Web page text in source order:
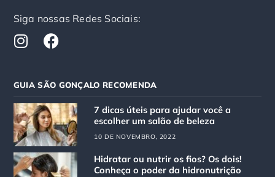
Siga nossas Redes Sociais:
I
n
t
a
g
r
a
m
F
a
e
b
o
o
k
GUIA SÃO GONÇALO RECOMENDA
7 dicas úteis para ajudar você a
escolher um salão de beleza
10 DE NOVEMBRO, 2022
Hidratar ou nutrir os fios? Os dois!
Conheça o poder da hidronutrição